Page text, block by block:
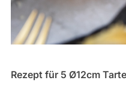
Rezept für 5 Ø12cm